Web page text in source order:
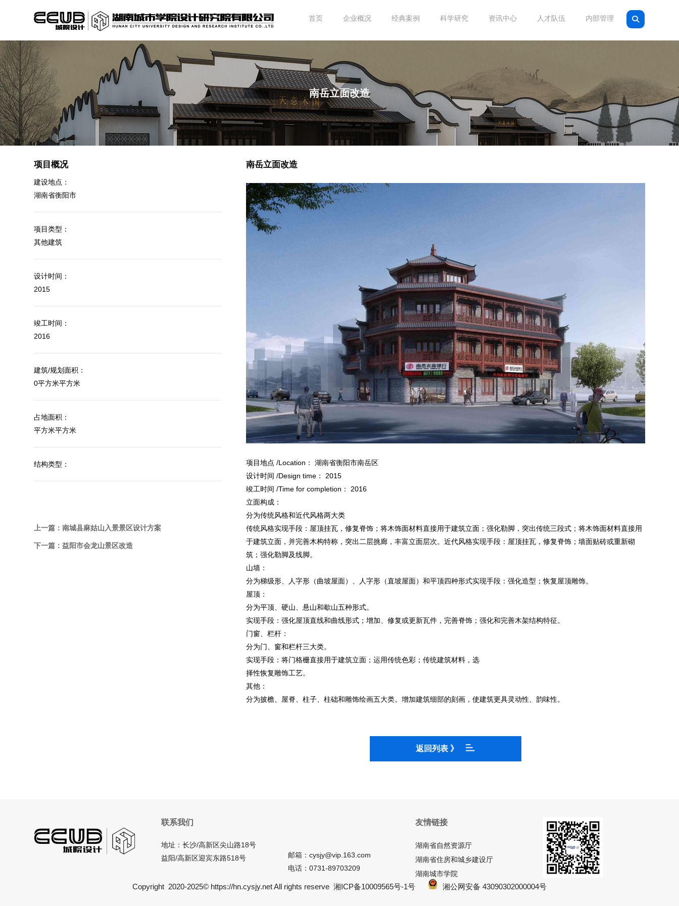
首页 企业概况 经典案例 科学研究 资讯中心 人才队伍 内部管理
南岳立面改造
南岳立面改造
项目地点 /Location： 湖南省衡阳市南岳区
设计时间 /Design time： 2015
竣工时间 /Time for completion： 2016
立面构成：
分为传统风格和近代风格两大类
传统风格实现手段：屋顶挂瓦，修复脊饰；将木饰面材料直接用于建筑立面；强化勒脚，突出传统三段式；将木饰面材料直接用
于建筑立面，并完善木构特称，突出二层挑廊，丰富立面层次。近代风格实现手段：屋顶挂瓦，修复脊饰；墙面贴砖或重新砌
筑；强化勒脚及线脚。
山墙：
分为梯级形、人字形（曲坡屋面）、人字形（直坡屋面）和平顶四种形式实现手段：强化造型；恢复屋顶雕饰。
屋顶：
分为平顶、硬山、悬山和歇山五种形式。
实现手段：强化屋顶直线和曲线形式；增加、修复或更新瓦件，完善脊饰；强化和完善木架结构特征。
门窗、栏杆：
分为门、窗和栏杆三大类。
实现手段：将门格栅直接用于建筑立面；运用传统色彩；传统建筑材料，选
择性恢复雕饰工艺。
其他：
分为披檐、屋脊、柱子、柱础和雕饰绘画五大类。增加建筑细部的刻画，使建筑更具灵动性、韵味性。
返回列表 》
项目概况
建设地点：
湖南省衡阳市
项目类型：
其他建筑
设计时间：
2015
竣工时间：
2016
建筑/规划面积：
0平方米平方米
占地面积：
平方米平方米
结构类型：
上一篇：南城县麻姑山入景景区设计方案
下一篇：益阳市会龙山景区改造
联系我们
地址：长沙/高新区尖山路18号
益阳/高新区迎宾东路518号
邮箱：cysjy@vip.163.com
电话：0731-89703209
友情链接
湖南省自然资源厅
湖南省住房和城乡建设厅
湖南城市学院
Copyright 2020-2025© https://hn.cysjy.net All rights reserve 湘ICP备10009565号-1号 湘公网安备 43090302000004号